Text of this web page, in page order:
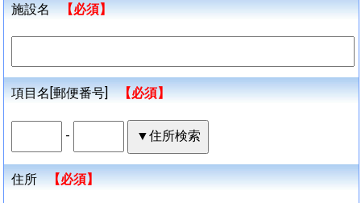
施設名 【必須】
項目名[郵便番号] 【必須】
-
住所 【必須】